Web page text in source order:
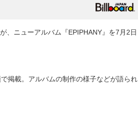
、ニューアルバム『EPIPHANY』を7月2日
掲載。アルバムの制作の様子などが語られ